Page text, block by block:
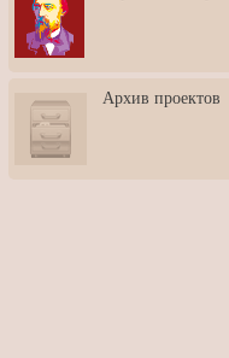
3: Обусловленности
человека и их влияние на
карьеру
скульптором Дмитрием
Тугариновым
АртБульвар в День города
Архив проектов